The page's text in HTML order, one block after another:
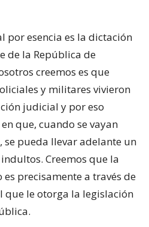
por esencia es la dictación
de la República de
creemos es que
y militares vivieron
judicial y por eso
que, cuando se vayan
se pueda llevar adelante un
Creemos que la
precisamente a través de
le otorga la legislación